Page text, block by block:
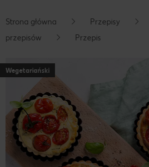
Pływający pasek boczny
Strona główna Przepisy
przepisów
Przepis
Wegetariański